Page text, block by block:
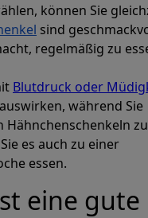
können Sie
sind
regelmäßig zu
Blutdruck oder
während Sie
zu
es auch zu einer
essen.
eine gute